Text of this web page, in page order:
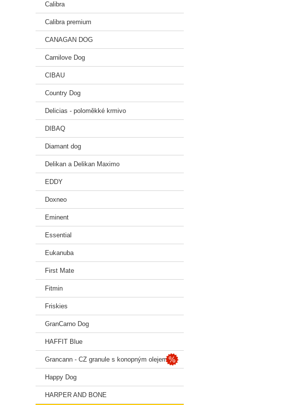
Calibra
Calibra premium
CANAGAN DOG
Carnilove Dog
CIBAU
Country Dog
Delicias - poloměkké krmivo
DIBAQ
Diamant dog
Delikan a Delikan Maximo
EDDY
Doxneo
Eminent
Essential
Eukanuba
First Mate
Fitmin
Friskies
GranCarno Dog
HAFFIT Blue
Grancann - CZ granule s konopným olejem
Happy Dog
HARPER AND BONE